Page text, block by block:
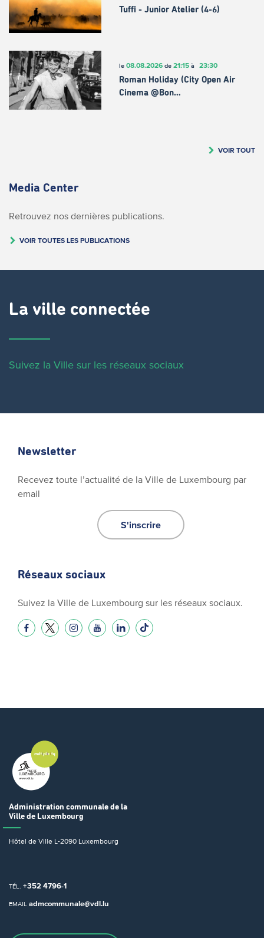
Tuffi - Junior Atelier (4-6)
le 08.08.2026de 21:15à 23:30
Roman Holiday (City Open Air
Cinema @Bon…
VOIR TOUT
Media Center
Retrouvez nos dernières publications.
VOIR TOUTES LES PUBLICATIONS
La ville connectée
Suivez la Ville sur les réseaux sociaux
Newsletter
Recevez toute l’actualité de la Ville de Luxembourg par
email
S'inscrire
Réseaux sociaux
Suivez la Ville de Luxembourg sur les réseaux sociaux.
Administration communale de la
Ville de Luxembourg
Hôtel de Ville L-2090 Luxembourg
TÉL. +352 4796-1
EMAIL admcommunale@vdl.lu